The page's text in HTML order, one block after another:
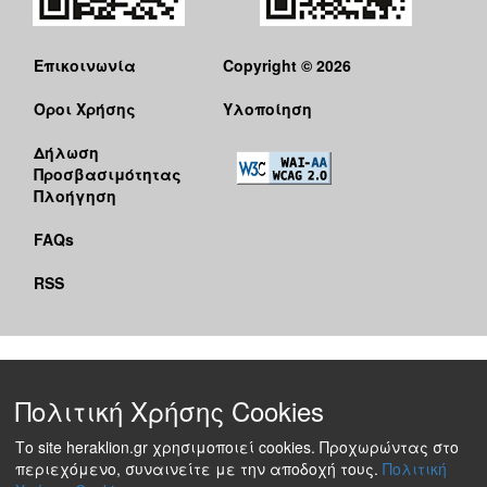
Επικοινωνία
Όροι Χρήσης
Δήλωση
Προσβασιμότητας
Πλοήγηση
FAQs
RSS
Copyright © 2026
Υλοποίηση
Πολιτική Χρήσης Cookies
Το site heraklion.gr χρησιμοποιεί cookies. Προχωρώντας στο
περιεχόμενο, συναινείτε με την αποδοχή τους. Πολιτική